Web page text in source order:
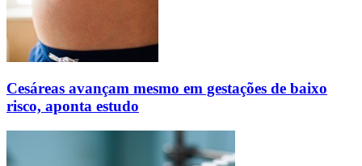
Cesáreas avançam mesmo em gestações de baixo
risco, aponta estudo